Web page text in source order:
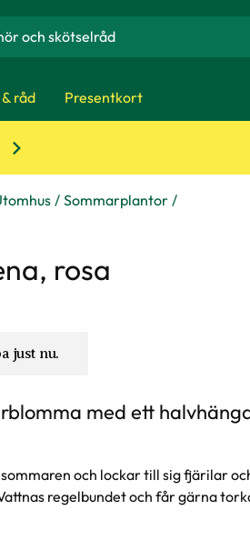
råd Presentkort
Sommarplantor
rosa
just nu.
med ett
och lockar till sig fjärilar
regelbundet och får gärna